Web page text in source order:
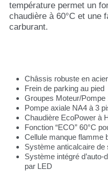
température permet un
chaudière à 60°C et une
carburant.
Châssis robuste en
Frein de parking au pied
Groupes Moteur/Pompe
Pompe axiale NA4 à 3
Chaudière EcoPower à
Fonction “ECO” 60°C
Cellule manque flamme
Système anticalcaire de
Système intégré
par LED